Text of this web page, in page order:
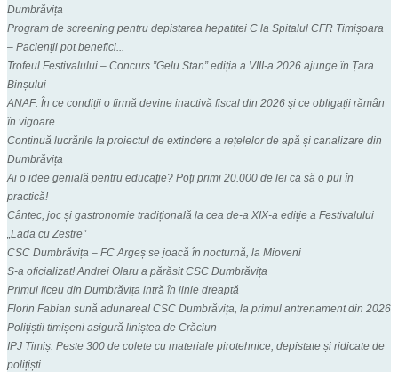
Dumbrăvița
Program de screening pentru depistarea hepatitei C la Spitalul CFR Timișoara
– Pacienții pot benefici...
Trofeul Festivalului – Concurs ”Gelu Stan” ediția a VIII-a 2026 ajunge în Țara
Binșului
ANAF: În ce condiții o firmă devine inactivă fiscal din 2026 și ce obligații rămân
în vigoare
Continuă lucrările la proiectul de extindere a rețelelor de apă și canalizare din
Dumbrăvița
Ai o idee genială pentru educație? Poți primi 20.000 de lei ca să o pui în
practică!
Cântec, joc și gastronomie tradițională la cea de-a XIX-a ediție a Festivalului
„Lada cu Zestre”
CSC Dumbrăvița – FC Argeș se joacă în nocturnă, la Mioveni
S-a oficializat! Andrei Olaru a părăsit CSC Dumbrăvița
Primul liceu din Dumbrăvița intră în linie dreaptă
Florin Fabian sună adunarea! CSC Dumbrăvița, la primul antrenament din 2026
Polițiștii timișeni asigură liniștea de Crăciun
IPJ Timiș: Peste 300 de colete cu materiale pirotehnice, depistate și ridicate de
polițiști